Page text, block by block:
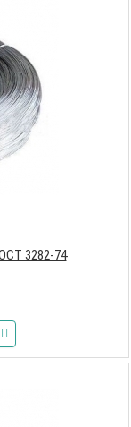
3282-74